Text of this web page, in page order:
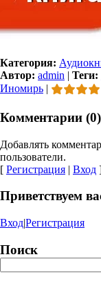
Категория:
Автор: admin | Теги:
Иномирь |
Комментарии (0)
Добавлять
пользователи.
[ Регистрация | Вход
Приветствуем
Вход|Регистрация
Поиск